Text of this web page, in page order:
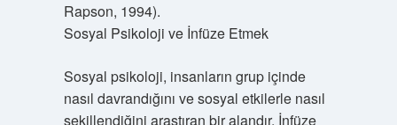
Rapson, 1994).
Sosyal Psikoloji ve İnfüze Etmek
Sosyal psikoloji, insanların grup içinde
nasıl davrandığını ve sosyal etkilerle nasıl
şekillendiğini araştıran bir alandır. İnfüze